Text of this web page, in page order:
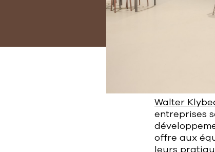
Walter
entreprises
offre aux
leurs